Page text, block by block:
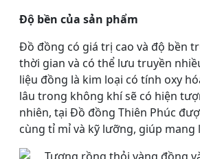
Độ bền của sản phẩm
Đồ đồng có giá trị cao và độ bền
thời gian và có thể lưu truyền
liệu đồng là kim loại có tính oxy
lâu trong không khí sẽ có hiện
nhiên, tại Đồ đồng Thiên Phúc
cùng tỉ mỉ và kỹ lưỡng, giúp mang